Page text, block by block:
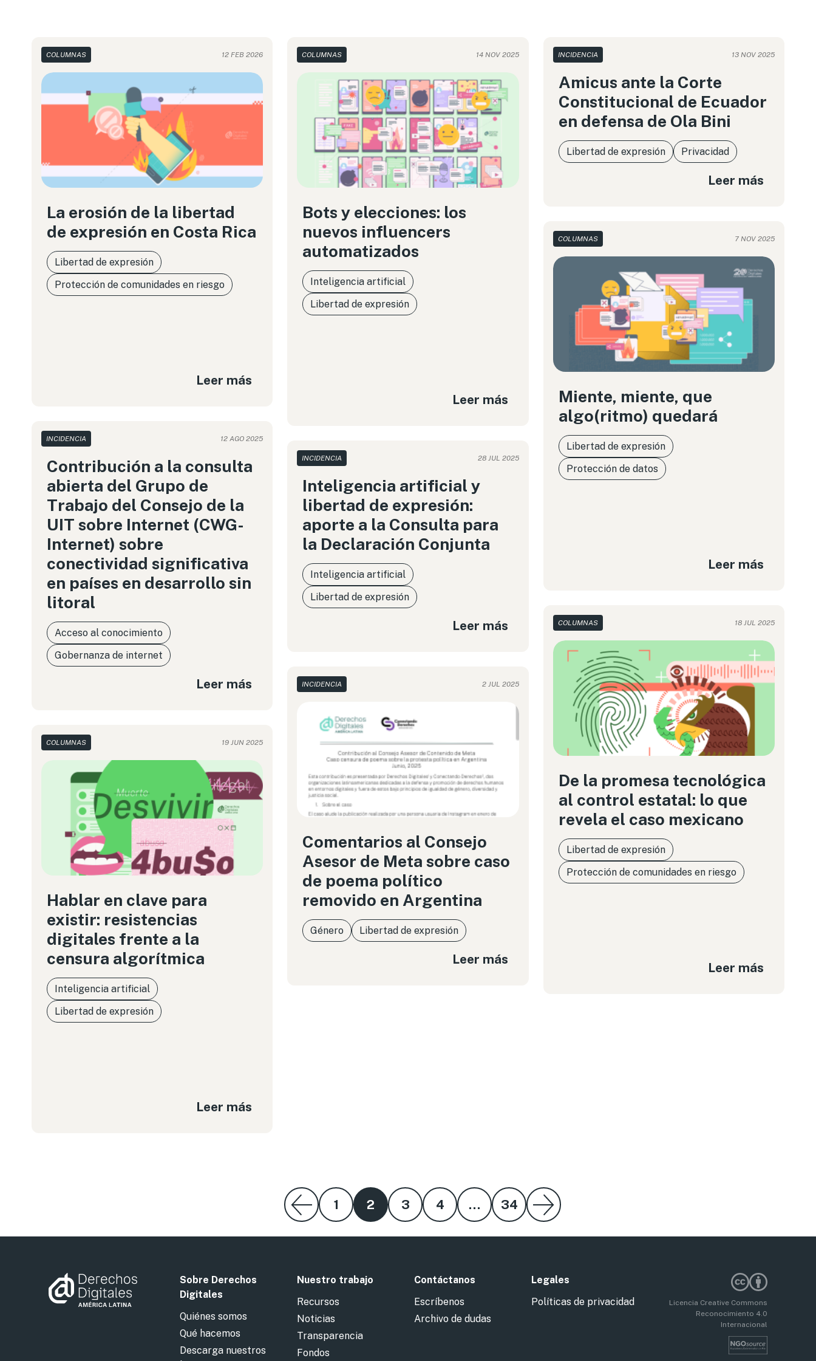
COLUMNAS 12 FEB 2026
La erosión de la libertad
de expresión en Costa Rica
Libertad de expresión
Protección de comunidades en riesgo
Leer más
COLUMNAS 14 NOV 2025
Bots y elecciones: los
nuevos influencers
automatizados
Inteligencia artificial
Libertad de expresión
Leer más
INCIDENCIA 13 NOV 2025
Amicus ante la Corte
Constitucional de Ecuador
en defensa de Ola Bini
Libertad de expresión Privacidad
Leer más
COLUMNAS 7 NOV 2025
Miente, miente, que
algo(ritmo) quedará
Libertad de expresión
Protección de datos
Leer más
INCIDENCIA 12 AGO 2025
Contribución a la consulta
abierta del Grupo de
Trabajo del Consejo de la
UIT sobre Internet (CWG-
Internet) sobre
conectividad significativa
en países en desarrollo sin
litoral
Acceso al conocimiento
Gobernanza de internet
Leer más
INCIDENCIA 28 JUL 2025
Inteligencia artificial y
libertad de expresión:
aporte a la Consulta para
la Declaración Conjunta
Inteligencia artificial
Libertad de expresión
Leer más COLUMNAS 18 JUL 2025
De la promesa tecnológica
al control estatal: lo que
revela el caso mexicano
Libertad de expresión
Protección de comunidades en riesgo
Leer más
INCIDENCIA 2 JUL 2025
Comentarios al Consejo
Asesor de Meta sobre caso
de poema político
removido en Argentina
Género Libertad de expresión
Leer más
COLUMNAS 19 JUN 2025
Hablar en clave para
existir: resistencias
digitales frente a la
censura algorítmica
Inteligencia artificial
Libertad de expresión
Leer más
1 2 3 4 … 34
Sobre Derechos
Digitales
Quiénes somos
Qué hacemos
Descarga nuestros
Nuestro trabajo
Recursos
Noticias
Transparencia
Fondos
Contáctanos
Escríbenos
Archivo de dudas
Legales
Políticas de privacidad
Licencia Creative Commons
Reconocimiento 4.0
Internacional